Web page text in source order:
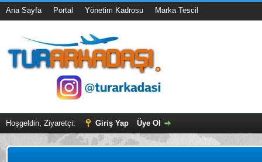
Ana Sayfa Portal Yönetim Kadrosu Marka Tescil
Hoşgeldin, Ziyaretçi: Giriş Yap Üye Ol